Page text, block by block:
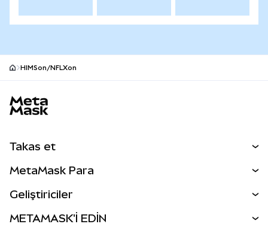
HIMSon/NFLXon
Takas et
Perps
RWA'lar
MetaMask Para
Geliştiriciler
METAMASK'İ EDİN